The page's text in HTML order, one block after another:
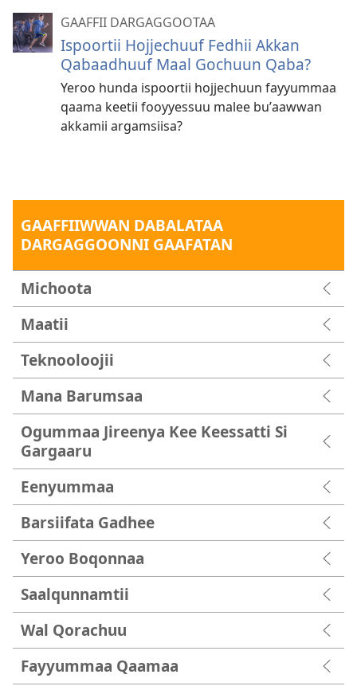
GAAFFII DARGAGGOOTAA
Ispoortii Hojjechuuf Fedhii Akkan
Qabaadhuuf Maal Gochuun Qaba?
Yeroo hunda ispoortii hojjechuun fayyummaa
qaama keetii fooyyessuu malee buʼaawwan
akkamii argamsiisa?
GAAFFIIWWAN DABALATAA
DARGAGGOONNI GAAFATAN
Michoota
Maatii
Teknooloojii
Mana Barumsaa
Ogummaa Jireenya Kee Keessatti Si
Gargaaru
Eenyummaa
Barsiifata Gadhee
Yeroo Boqonnaa
Saalqunnamtii
Wal Qorachuu
Fayyummaa Qaamaa